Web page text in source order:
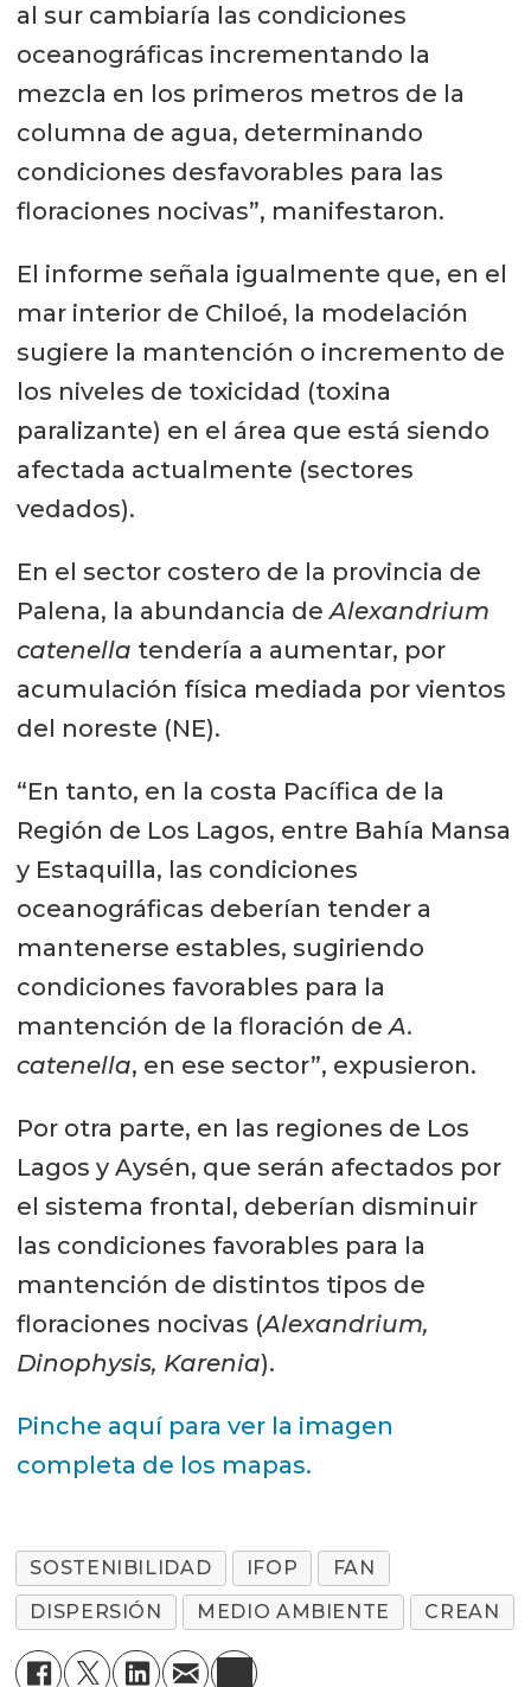
al sur cambiaría las condiciones
oceanográficas incrementando la
mezcla en los primeros metros de la
columna de agua, determinando
condiciones desfavorables para las
floraciones nocivas”, manifestaron.
El informe señala igualmente que, en el
mar interior de Chiloé, la modelación
sugiere la mantención o incremento de
los niveles de toxicidad (toxina
paralizante) en el área que está siendo
afectada actualmente (sectores
vedados).
En el sector costero de la provincia de
Palena, la abundancia deAlexandrium
catenella tendería a aumentar, por
acumulación física mediada por vientos
del noreste (NE).
“En tanto, en la costa Pacífica de la
Región de Los Lagos, entre Bahía Mansa
y Estaquilla, las condiciones
oceanográficas deberían tender a
mantenerse estables, sugiriendo
condiciones favorables para la
mantención de la floración deA.
catenella, en ese sector”, expusieron.
Por otra parte, en las regiones de Los
Lagos y Aysén, que serán afectados por
el sistema frontal, deberían disminuir
las condiciones favorables para la
mantención de distintos tipos de
floraciones nocivas (Alexandrium,
Dinophysis, Karenia).
Pinche aquí para ver la imagen
completa de los mapas.
SOSTENIBILIDAD IFOP
FAN
DISPERSIÓN
MEDIO AMBIENTE CREAN